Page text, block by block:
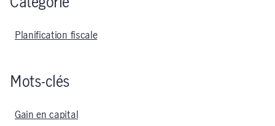
Planification fiscale
Mots-clés
Gain en capital